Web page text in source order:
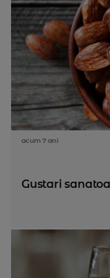
acum 7 ani
Gustari